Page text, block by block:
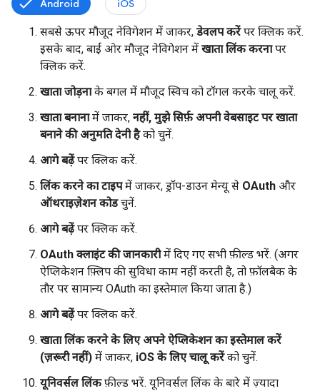
Android iOS
सबसे ऊपर मौजूद नेविगेशन में जाकर, डेवलप करेंपर क्लिक करें.
इसके बाद, बाईं ओर मौजूद नेविगेशन में खाता लिंक करनापर
क्लिक करें.
खाता जोड़नाके बगल में मौजूद स्विच को टॉगल करके चालू करें.
खाता बनानामें जाकर, नहीं, मुझे सिर्फ़ अपनी वेबसाइट पर खाता
बनाने की अनुमति देनी हैको चुनें.
आगे बढ़ेंपर क्लिक करें.
लिंक करने का टाइपमें जाकर, ड्रॉप-डाउन मेन्यू से OAuth और
ऑथराइज़ेशन कोडचुनें.
आगे बढ़ेंपर क्लिक करें.
OAuth क्लाइंट की जानकारीमें दिए गए सभी फ़ील्ड भरें. (अगर
ऐप्लिकेशन फ़्लिप की सुविधा काम नहीं करती है, तो फ़ॉलबैक के
तौर पर सामान्य OAuth का इस्तेमाल किया जाता है.)
आगे बढ़ेंपर क्लिक करें.
खाता लिंक करने के लिए अपने ऐप्लिकेशन का इस्तेमाल करें
(ज़रूरी नहीं) में जाकर, iOS के लिए चालू करेंको चुनें.
यूनिवर्सल लिंकफ़ील्ड भरें. यूनिवर्सल लिंक के बारे में ज़्यादा